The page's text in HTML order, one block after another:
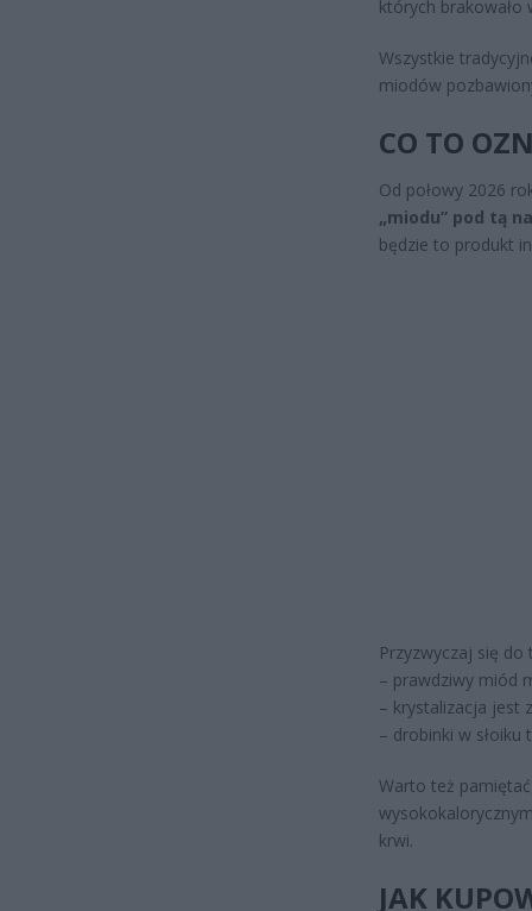
których
Wszystkie
miodów
CO TO
Od połowy 2026
„miodu” pod tą
będzie to produkt
Przyzwyczaj się do
– prawdziwy miód
– krystalizacja jest
– drobinki w
Warto też
krwi.
JAK